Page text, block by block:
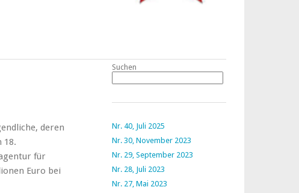
deren
18.
für
Euro bei
Suchen
Nr. 40, Juli 2025
Nr. 30, November 2023
Nr. 29, September 2023
Nr. 28, Juli 2023
Nr. 27, Mai 2023